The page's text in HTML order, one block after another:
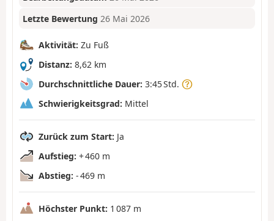
Letzte Bewertung 26 Mai 2026
Aktivität: Zu Fuß
Distanz: 8,62 km
Durchschnittliche Dauer: 3:45 Std.
Schwierigkeitsgrad: Mittel
Zurück zum Start: Ja
Aufstieg: + 460 m
Abstieg: - 469 m
Höchster Punkt: 1 087 m